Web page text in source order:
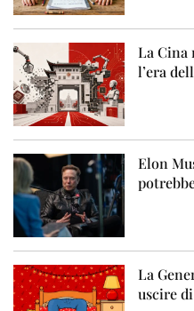
La Cina
l’era
Elon
La
uscire